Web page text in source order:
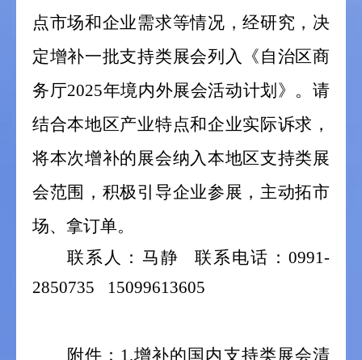
点市场和企业需求等情况，经研究，决
定增补一批支持类展会列入《自治区商
务厅2025年境内外展会活动计划》。请
结合本地区产业特点和企业实际诉求，
将本次增补的展会纳入本地区支持类展
会范围，积极引导企业参展，主动拓市
场、拿订单。
联系人：马静
联系电话：0991-
2850735 15099613605
附件： 1.增补的国内支持类展会清